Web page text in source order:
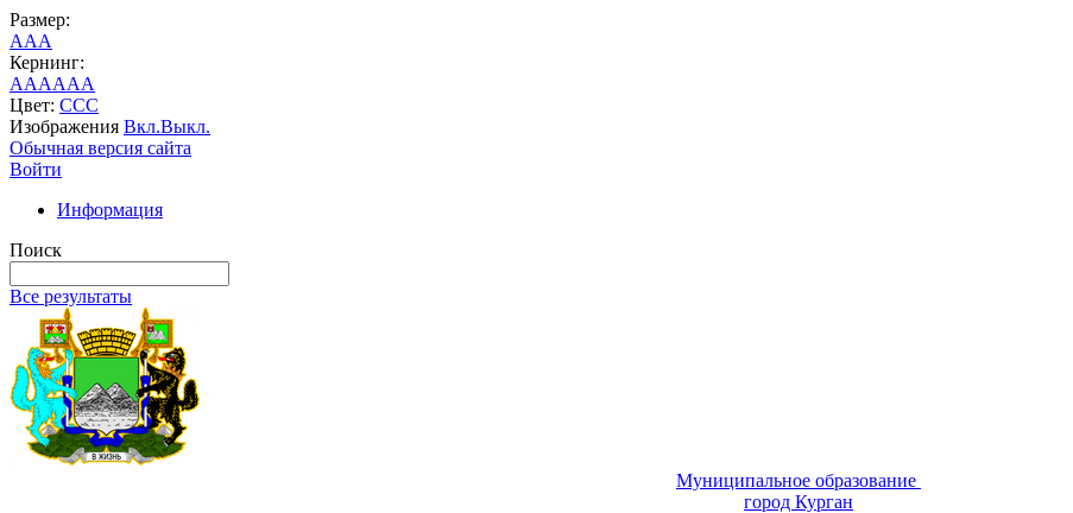
Размер:
AAA
Кернинг:
AAAAAA
Цвет: CCC
Изображения Вкл.Выкл.
Обычная версия сайта
Войти
Информация
Поиск
Все результаты
Муниципальное образование
город Курган